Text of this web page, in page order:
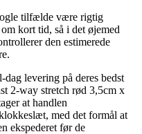
tilfælde være rigtig
kort tid, så i det øjemed
den estimerede
levering på deres bedst
2-way stretch rød 3,5cm x
at handlen
med det formål at
ekspederet før de